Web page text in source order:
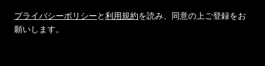
プライバシーポリシーと利用規約を読み、同意の上ご登録をお
願いします。